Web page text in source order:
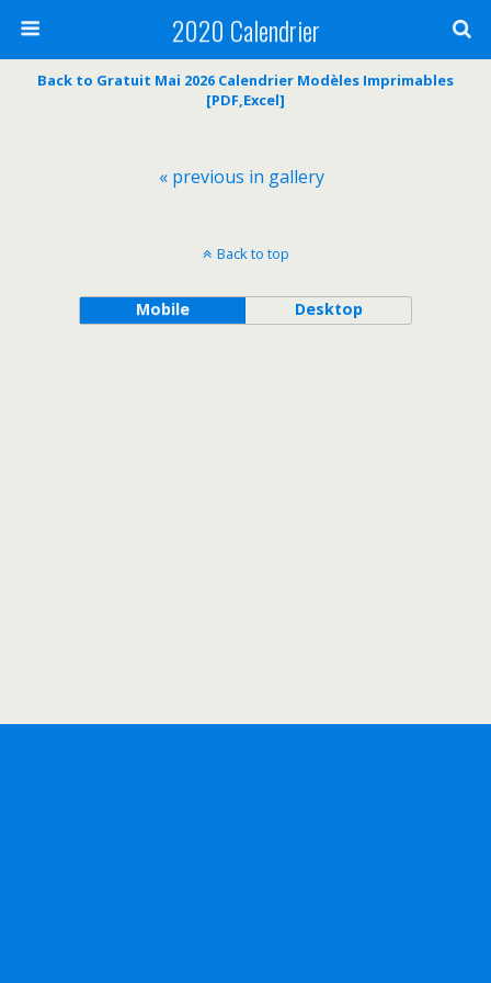
2020 Calendrier
Back to Gratuit Mai 2026 Calendrier Modèles Imprimables
[PDF,Excel]
« previous in gallery
Back to top
Mobile Desktop